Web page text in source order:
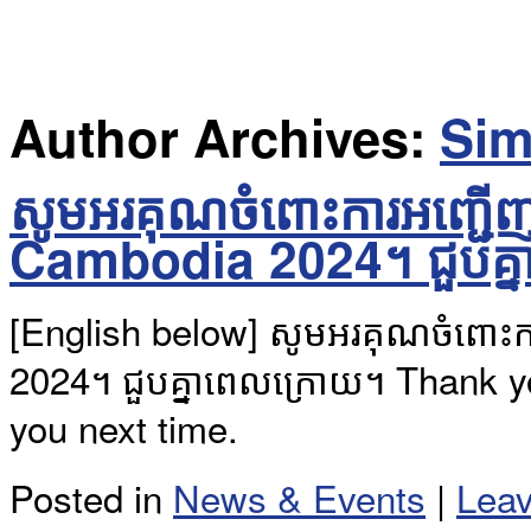
Author Archives:
សូមអរគុណចំពោះការអញ្ជើ
Cambodia 2024។ ជួបគ្
[English below] សូមអរគុណចំពោះក
2024។ ជួបគ្នាពេលក្រោយ។ Thank
you next time.
Posted in News & Events |